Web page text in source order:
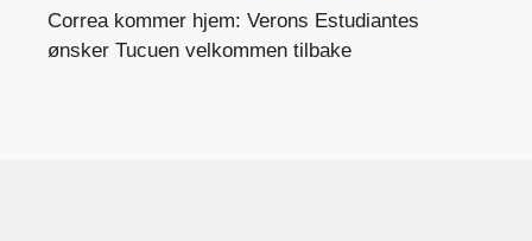
Correa kommer hjem: Verons Estudiantes
ønsker Tucuen velkommen tilbake